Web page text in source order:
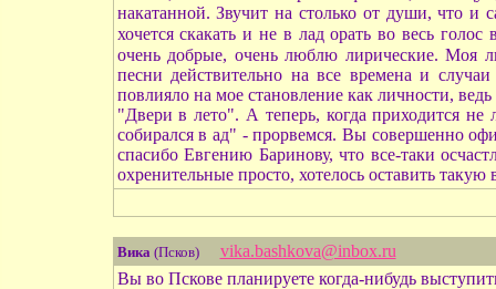
накатанной. Звучит на столько от души, что и
хочется скакать и не в лад орать во весь
очень добрые, очень люблю лирические. Моя
песни действительно на все времена и
повлияло на мое становление как личности,
"Двери в лето". А теперь, когда приходится
собирался в ад" - прорвемся. Вы совершенно
спасибо Евгению Баринову, что все-таки
охренительные просто, хотелось оставить
Вика(Псков)
vika.bashkova@inbox.ru
Вы во Пскове планируете когда-нибудь